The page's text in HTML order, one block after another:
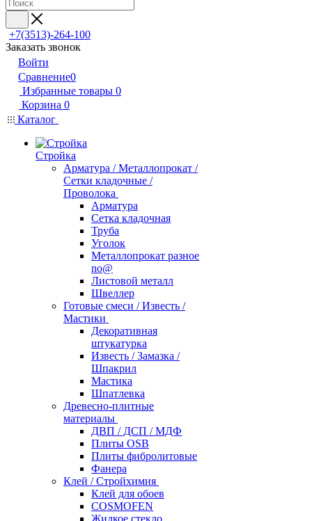
+7(3513)-264-100
Заказать звонок
Войти
Сравнение0
Избранные товары 0
Корзина 0
Каталог
Стройка
Арматура / Металлопрокат /
Сетки кладочные /
Проволока
Арматура
Сетка кладочная
Труба
Уголок
Металлопрокат разное
no@
Листовой металл
Швеллер
Готовые смеси / Известь /
Мастики
Декоративная
штукатурка
Известь / Замазка /
Шпакрил
Мастика
Шпатлевка
Древесно-плитные
материалы
ДВП / ДСП / МДФ
Плиты OSB
Плиты фибролитовые
Фанера
Клей / Стройхимия
Клей для обоев
COSMOFEN
Жидкое стекло